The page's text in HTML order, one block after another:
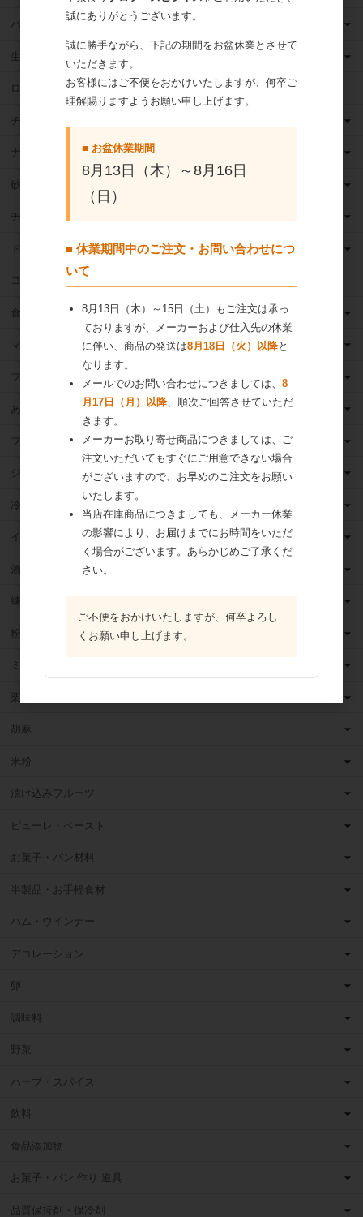
バター
生クリーム
ロングライフ牛乳
チーズ
ナッツ
砂糖
チョコレート
ドライフルーツ
ココア
食用油
マーガリン
フィリング
あんこ
フルーツ（果物）缶詰
ジャム
冷凍フルーツ
イースト・酵母
酒類
練乳
粉 乳
ミックス粉
栗・芋・かぼちゃ
胡麻
米粉
漬け込みフルーツ
ピューレ・ペースト
お菓子・パン材料
半製品・お手軽食材
ハム・ウインナー
デコレーション
卵
調味料
野菜
ハーブ・スパイス
飲料
食品添加物
お菓子・パン 作り 道具
品質保持剤・保冷剤
誠にありがとうございます。
誠に勝手ながら、下記の期間をお盆休業とさせて
いただきます。
お客様にはご不便をおかけいたしますが、何卒ご
理解賜りますようお願い申し上げます。
■ お盆休業期間
8月13日（木）～8月16日
（日）
■ 休業期間中のご注文・お問い合わせにつ
いて
8月13日（木）～15日（土）もご注文は承っ
ておりますが、メーカーおよび仕入先の休業
に伴い、商品の発送は8月18日（火）以降と
なります。
メールでのお問い合わせにつきましては、 8
月17日（月）以降、順次ご回答させていただ
きます。
メーカーお取り寄せ商品につきましては、ご
注文いただいてもすぐにご用意できない場合
がございますので、お早めのご注文をお願い
いたします。
当店在庫商品につきましても、メーカー休業
の影響により、お届けまでにお時間をいただ
く場合がございます。あらかじめご了承くだ
さい。
ご不便をおかけいたしますが、何卒よろし
くお願い申し上げます。